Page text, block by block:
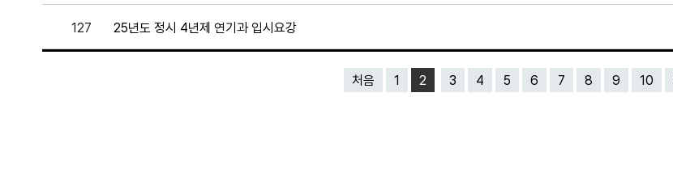
127 25년도 정시 4년제 연기과 입시요강
처음 1 2 3 4 5 6 7 8 9 10